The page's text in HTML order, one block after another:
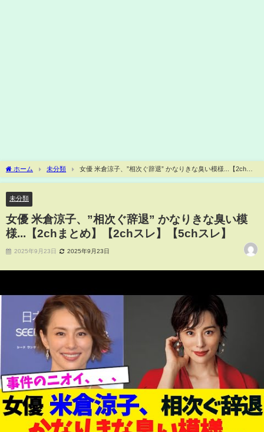
ホーム 未分類
女優 米倉涼子、”相次ぐ辞退” かなりきな臭い模様...【2chま
とめ】【2chスレ】【5chスレ】
未分類
女優 米倉涼子、”相次ぐ辞退” かなりきな臭い模
様...【2chまとめ】【2chスレ】【5chスレ】
2025年9月23日 2025年9月23日